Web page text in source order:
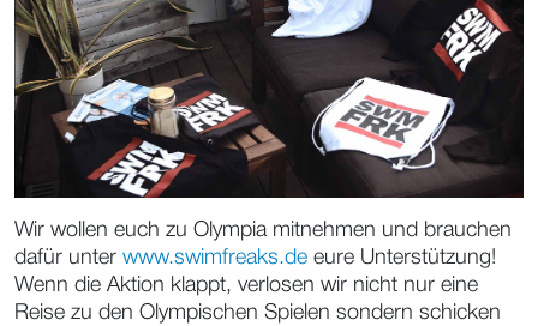
Wir wollen euch zu Olympia mitnehmen und brauchen
dafür unter www.swimfreaks.de eure Unterstützung!
Wenn die Aktion klappt, verlosen wir nicht nur eine
Reise zu den Olympischen Spielen sondern schicken